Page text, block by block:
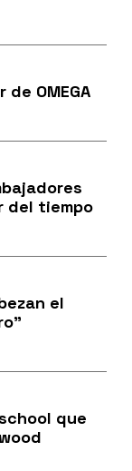
OMEGA
del tiempo
el
que